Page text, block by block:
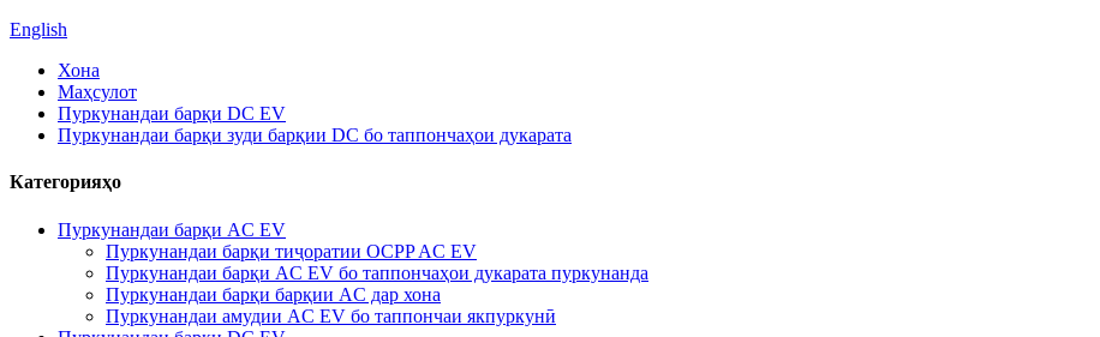
English
Хона
Маҳсулот
Пуркунандаи барқи DC EV
Пуркунандаи барқи зуди барқии DC бо таппончаҳои дукарата
Категорияҳо
Пуркунандаи барқи AC EV
Пуркунандаи барқи тиҷоратии OCPP AC EV
Пуркунандаи барқи AC EV бо таппончаҳои дукарата пуркунанда
Пуркунандаи барқи барқии AC дар хона
Пуркунандаи амудии AC EV бо таппончаи якпуркунӣ